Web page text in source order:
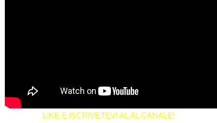
LIKE E ISCRIVETEVI AL AL CANALE!